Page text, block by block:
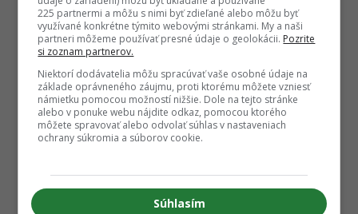
225 partnermi a môžu s nimi byť zdieľané alebo môžu byť
využívané konkrétne týmito webovými stránkami. My a naši
partneri môžeme používať presné údaje o geolokácii. Pozrite
si zoznam partnerov.
Niektorí dodávatelia môžu spracúvať vaše osobné údaje na
základe oprávneného záujmu, proti ktorému môžete vzniesť
námietku pomocou možností nižšie. Dole na tejto stránke
alebo v ponuke webu nájdite odkaz, pomocou ktorého
môžete spravovať alebo odvolať súhlas v nastaveniach
ochrany súkromia a súborov cookie.
Súhlasím